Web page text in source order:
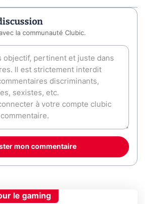
la communauté Clubic.
mon commentaire
le gaming